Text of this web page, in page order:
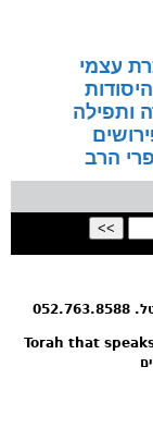
עצמי
ותפילה
הרב
Torah that